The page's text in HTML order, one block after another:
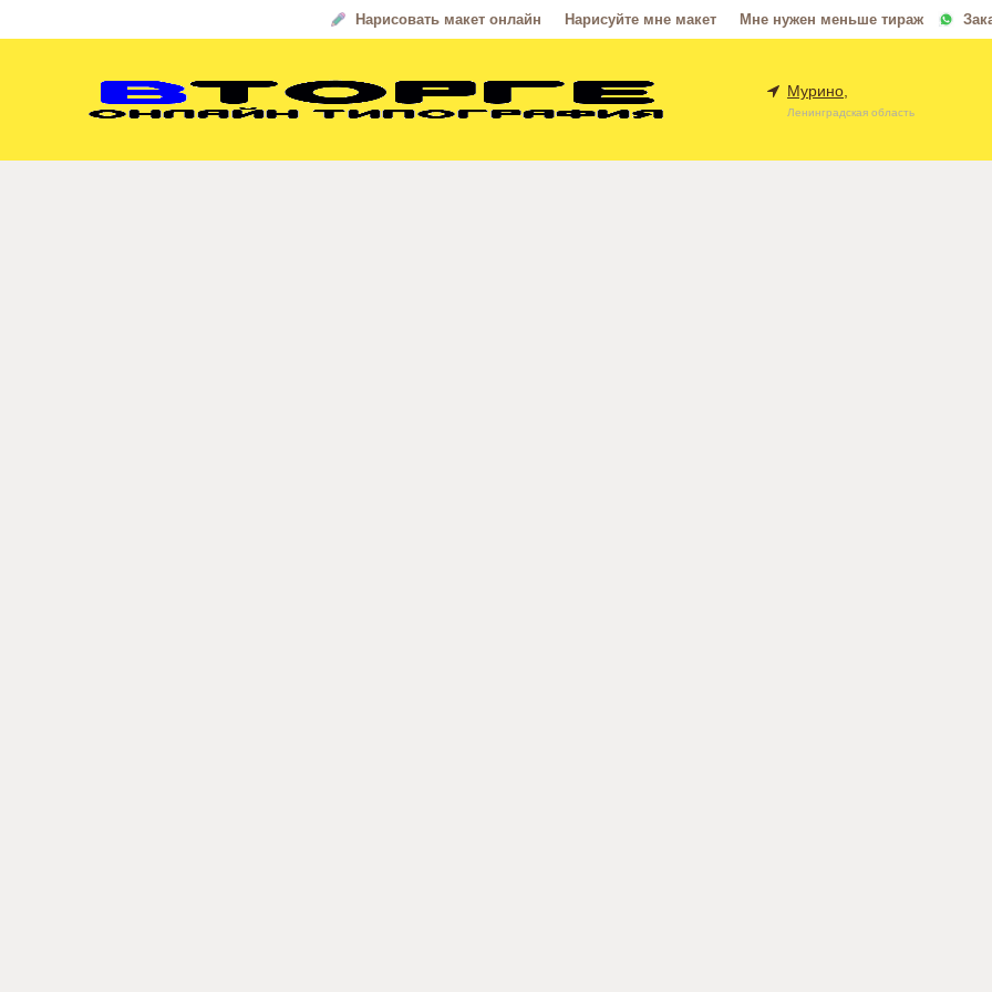
Нарисовать макет онлайн Нарисуйте мне макет Мне нужен меньше тираж
Мурино,
Ленинградская область